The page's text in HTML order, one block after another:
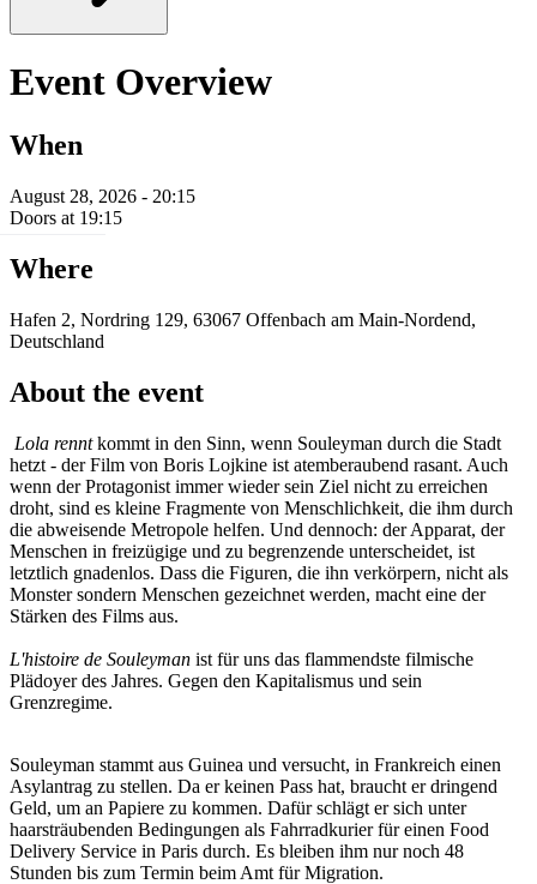
Event Overview
When
August 28, 2026 - 20:15
Doors at 19:15
Where
Hafen 2, Nordring 129, 63067 Offenbach am Main-Nordend,
Deutschland
About the event
Lola renntkommt in den Sinn, wenn Souleyman durch die Stadt
hetzt - der Film von Boris Lojkine ist atemberaubend rasant. Auch
wenn der Protagonist immer wieder sein Ziel nicht zu erreichen
droht, sind es kleine Fragmente von Menschlichkeit, die ihm durch
die abweisende Metropole helfen. Und dennoch: der Apparat, der
Menschen in freizügige und zu begrenzende unterscheidet, ist
letztlich gnadenlos. Dass die Figuren, die ihn verkörpern, nicht als
Monster sondern Menschen gezeichnet werden, macht eine der
Stärken des Films aus.
L'histoire de Souleyman ist für uns das flammendste filmische
Plädoyer des Jahres. Gegen den Kapitalismus und sein
Grenzregime.
Souleyman stammt aus Guinea und versucht, in Frankreich einen
Asylantrag zu stellen. Da er keinen Pass hat, braucht er dringend
Geld, um an Papiere zu kommen. Dafür schlägt er sich unter
haarsträubenden Bedingungen als Fahrradkurier für einen Food
Delivery Service in Paris durch. Es bleiben ihm nur noch 48
Stunden bis zum Termin beim Amt für Migration.